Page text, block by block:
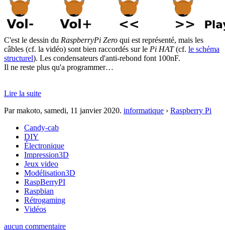
C'est le dessin du RaspberryPi Zero qui est représenté, mais les
câbles (cf. la vidéo) sont bien raccordés sur le Pi HAT(cf. le schéma
structurel). Les condensateurs d'anti-rebond font 100nF.
Il ne reste plus qu'a programmer…
Lire la suite
Par makoto, samedi, 11 janvier 2020. informatique › Raspberry Pi
Candy-cab
DIY
Électronique
Impression3D
Jeux video
Modélisation3D
RaspBerryPI
Raspbian
Rétrogaming
Vidéos
aucun commentaire